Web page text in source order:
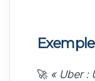
🚀 « Uber :